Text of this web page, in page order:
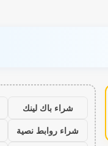
شراء باك لينك
شراء روابط نصية